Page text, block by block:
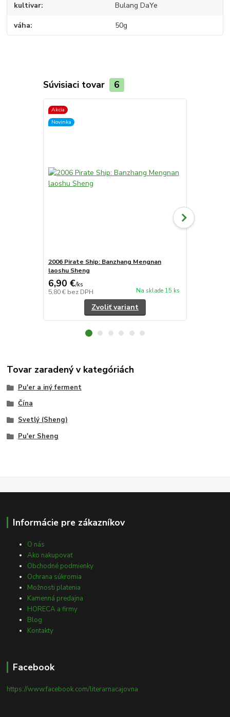
kultivar Bulang DaYe
váha 50g
Súvisiaci tovar 6
Akcia
Novinka
2006 Pirate Ship: Banzhang Mengnan
laoshu Sheng
6,90 €/ks
5,80 € bez DPH Na sklade 15 ks
Zvoliť variant
Tovar zaradený v kategóriách
Pu'er a iný ferment
Čína
Svetlý (Sheng)
Pu'er Sheng
Informácie pre zákazníkov
O nás
Ako nakupovať
Obchodné podmienky
Ochrana súkromia
Možnosti platenia
Kamenná predajna
HORECA a firmy
Blog
Kontakty
Facebook
https://www.facebook.com/literarnacajovna